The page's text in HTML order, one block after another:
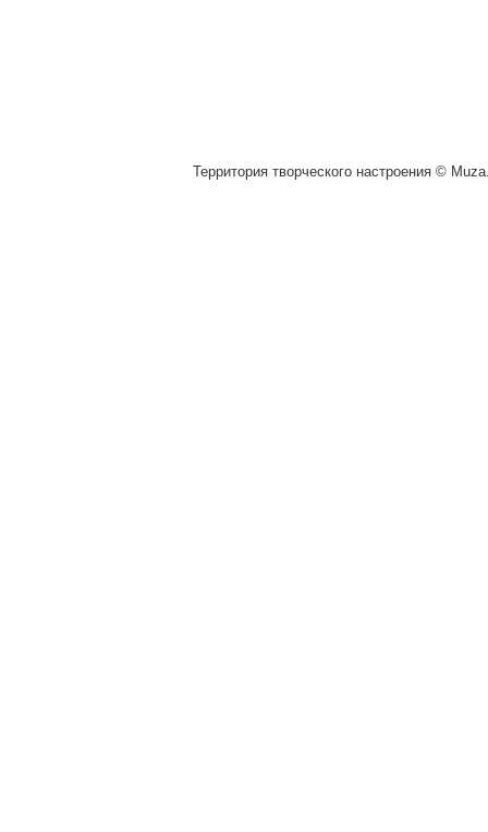
Территория творческого настроения ©